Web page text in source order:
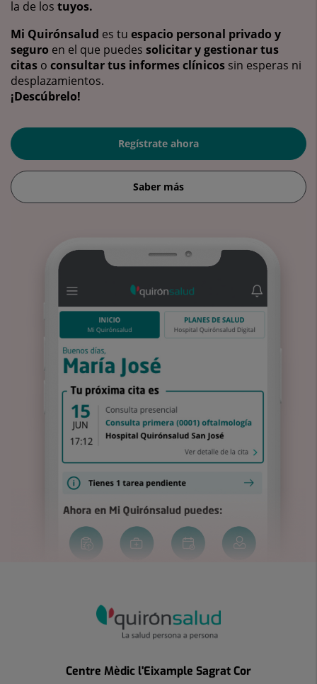
la de los tuyos.
Mi Quirónsalud es tu espacio personal privado y
seguro en el que puedes solicitar y gestionar tus
citas o consultar tus informes clínicos sin esperas ni
desplazamientos.
¡Descúbrelo!
Regístrate ahora
Saber más
Centre Mèdic l'Eixample Sagrat Cor